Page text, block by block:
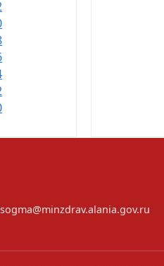
sogma@minzdrav.alania.gov.ru